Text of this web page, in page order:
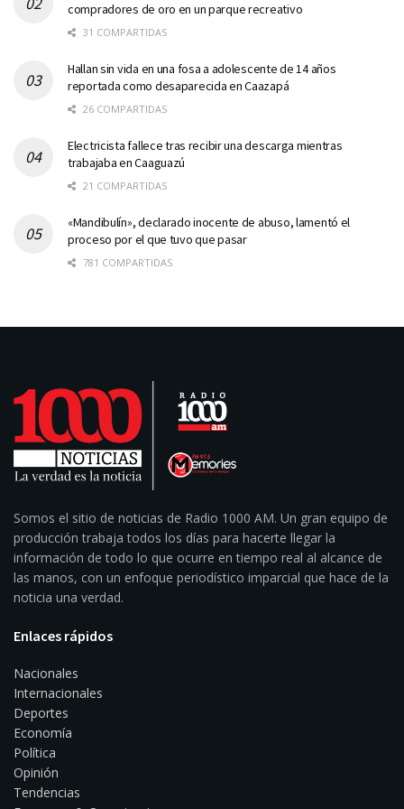
compradores de oro en un parque recreativo
31 COMPARTIDAS
Hallan sin vida en una fosa a adolescente de 14 años
reportada como desaparecida en Caazapá
26 COMPARTIDAS
Electricista fallece tras recibir una descarga mientras
trabajaba en Caaguazú
21 COMPARTIDAS
«Mandibulín», declarado inocente de abuso, lamentó el
proceso por el que tuvo que pasar
781 COMPARTIDAS
Somos el sitio de noticias de Radio 1000 AM. Un gran equipo de
producción trabaja todos los días para hacerte llegar la
información de todo lo que ocurre en tiempo real al alcance de
las manos, con un enfoque periodístico imparcial que hace de la
noticia una verdad.
Enlaces rápidos
Nacionales
Internacionales
Deportes
Economía
Política
Opinión
Tendencias